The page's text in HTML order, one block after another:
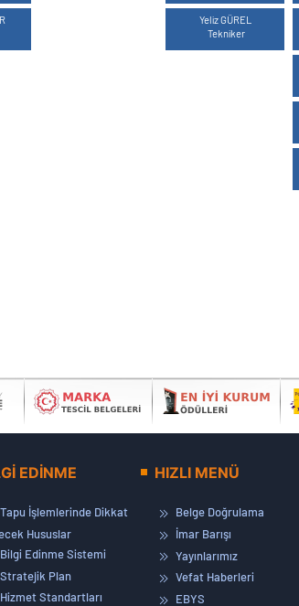
Yeliz GÜREL
Tekniker
EDİNME
Tapu İşlemlerinde Dikkat
Hususlar
Bilgi Edinme Sistemi
Stratejik Plan
Hizmet Standartları
HIZLI MENÜ
Belge Doğrulama
İmar Barışı
Yayınlarımız
Vefat Haberleri
EBYS